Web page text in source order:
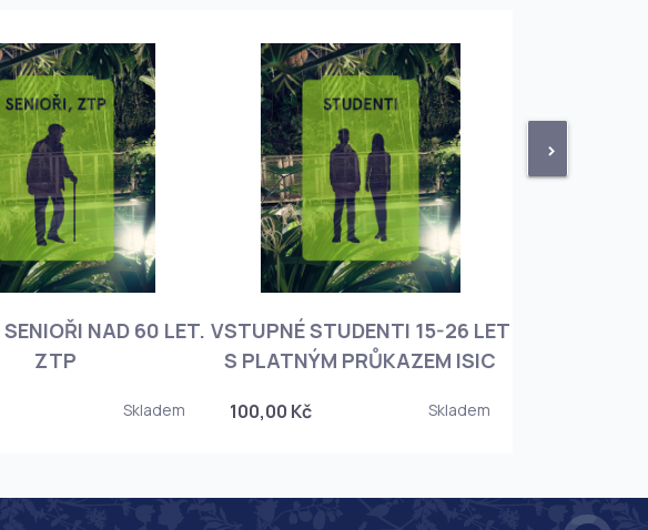
>
NAD 60 LET.
ZTP
Skladem
VSTUPNÉ STUDENTI 15-26 LET
S PLATNÝM PRŮKAZEM ISIC
100,00 Kč Skladem